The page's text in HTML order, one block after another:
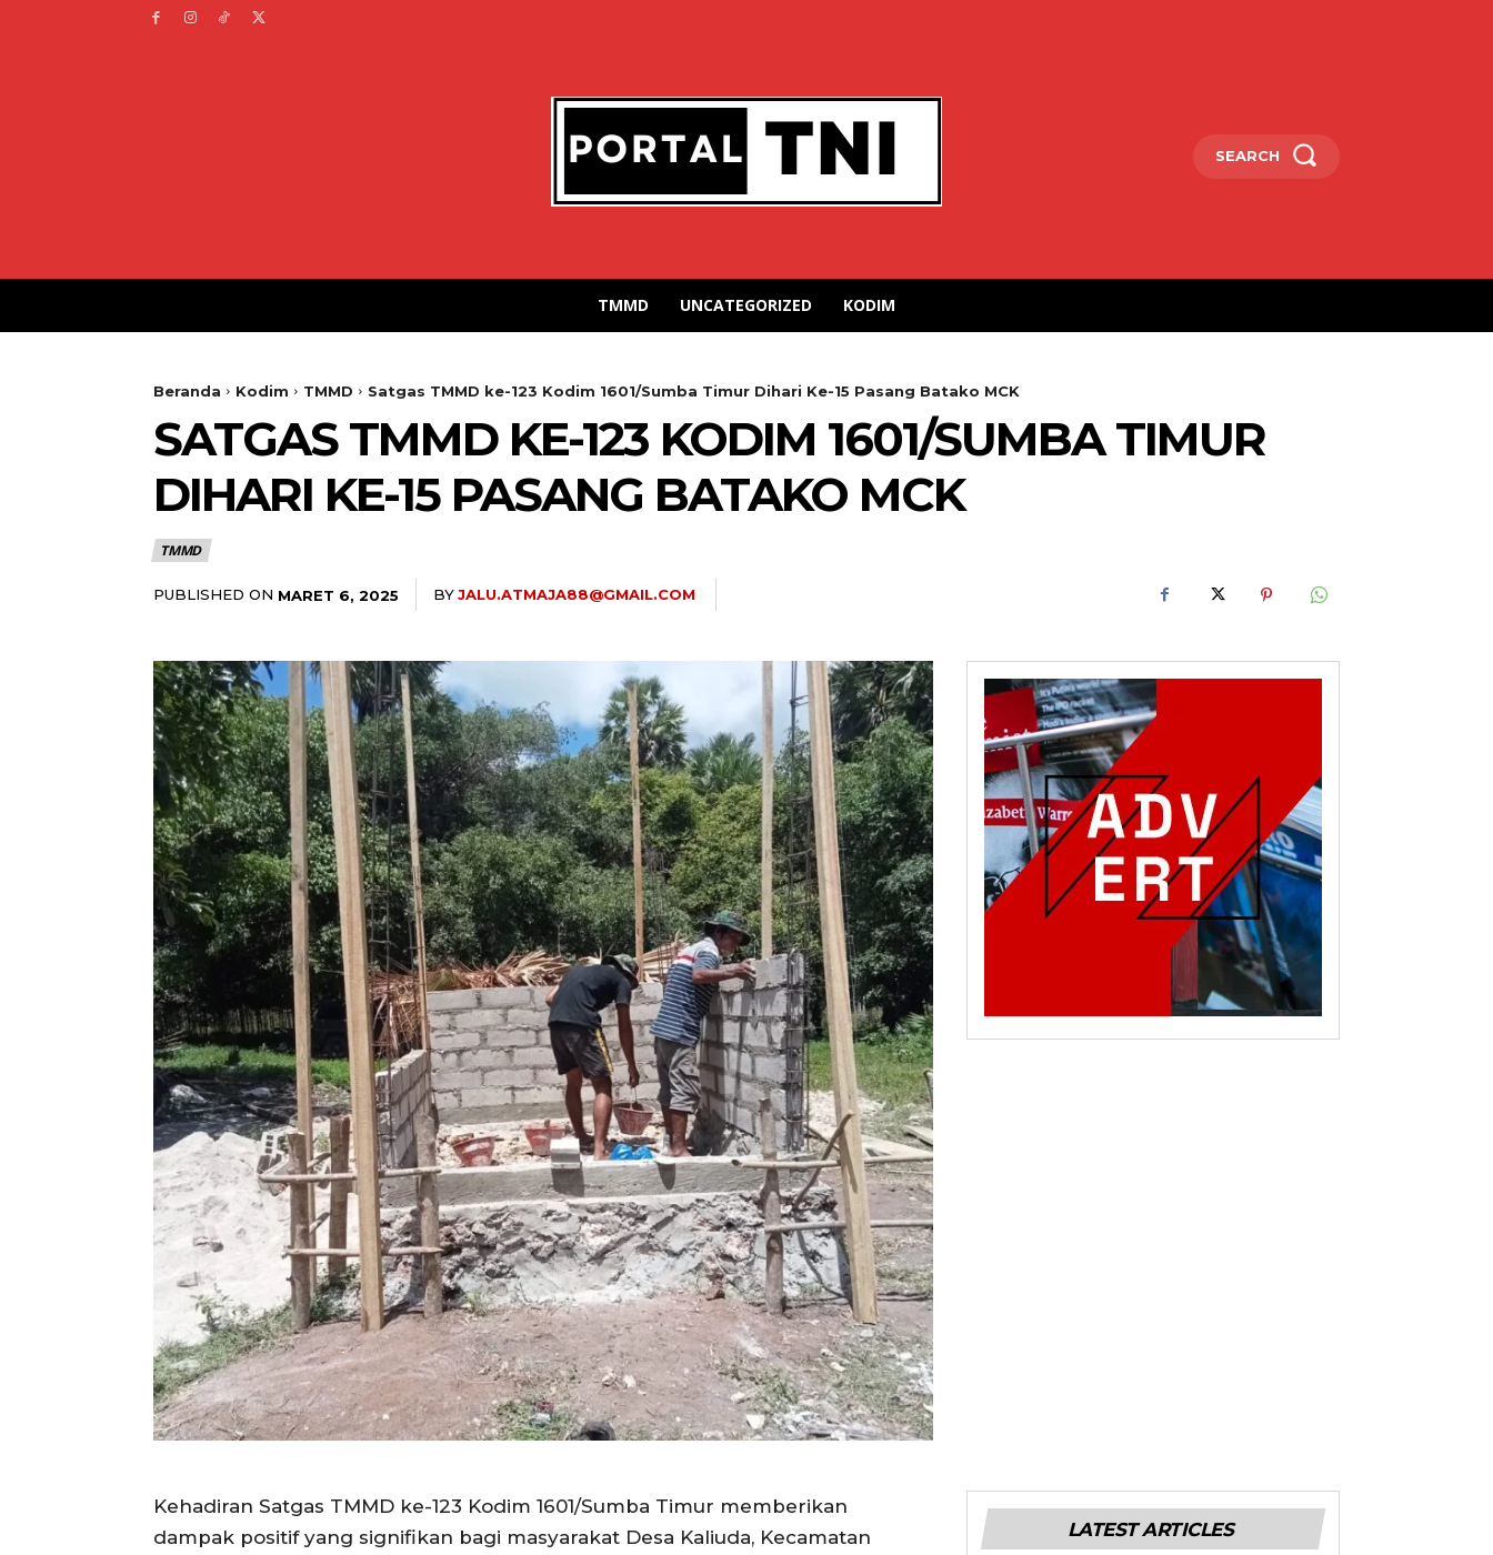
SEARCH
TMMD UNCATEGORIZED KODIM
Beranda Kodim TMMD Satgas TMMD ke-123 Kodim 1601/Sumba Timur Dihari Ke-15 Pasang Batako MCK
SATGAS TMMD KE-123 KODIM 1601/SUMBA TIMUR
DIHARI KE-15 PASANG BATAKO MCK
TMMD
PUBLISHED ON MARET 6, 2025 BYJALU.ATMAJA88@GMAIL.COM
Kehadiran Satgas TMMD ke-123 Kodim 1601/Sumba Timur memberikan
dampak positif yang signifikan bagi masyarakat Desa Kaliuda, Kecamatan
LATEST ARTICLES